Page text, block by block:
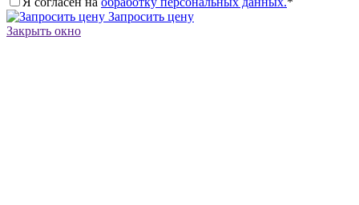
Запросить цену
Закрыть окно